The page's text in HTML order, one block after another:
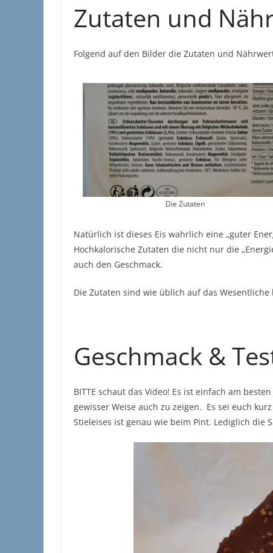
Zutaten und
Folgend auf den Bilder die Zutaten und
Die Zutaten
Natürlich ist dieses Eis wahrlich eine „guter
Hochkalorische Zutaten die nicht nur die
auch den Geschmack.
Die Zutaten sind wie üblich auf das Wesentliche
Geschmack &
BITTE schaut das Video! Es ist einfach am
gewisser Weise auch zu zeigen. Es sei euch
Stieleises ist genau wie beim Pint. Lediglich die